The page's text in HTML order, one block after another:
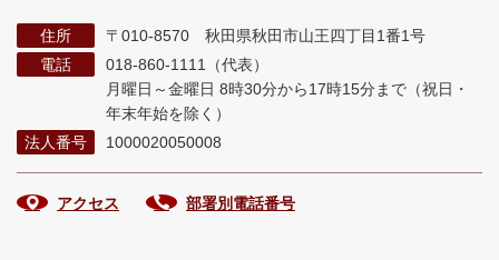
住所
〒010-8570 秋田県秋田市山王四丁目1番1号
電話
018-860-1111（代表）
月曜日～金曜日 8時30分から17時15分まで （祝日・
年末年始を除く）
法人番号
1000020050008
アクセス 部署別電話番号